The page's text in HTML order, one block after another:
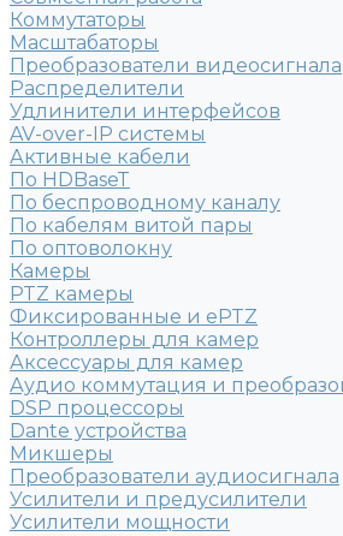
Коммутаторы
Масштабаторы
Преобразователи видеосигнала
Распределители
Удлинители интерфейсов
AV-over-IP системы
Активные кабели
По HDBaseT
По беспроводному каналу
По кабелям витой пары
По оптоволокну
Камеры
PTZ камеры
Фиксированные и ePTZ
Контроллеры для камер
Аксессуары для камер
Аудио коммутация и
DSP процессоры
Dante устройства
Микшеры
Преобразователи аудиосигнала
Усилители и предусилители
Усилители мощности